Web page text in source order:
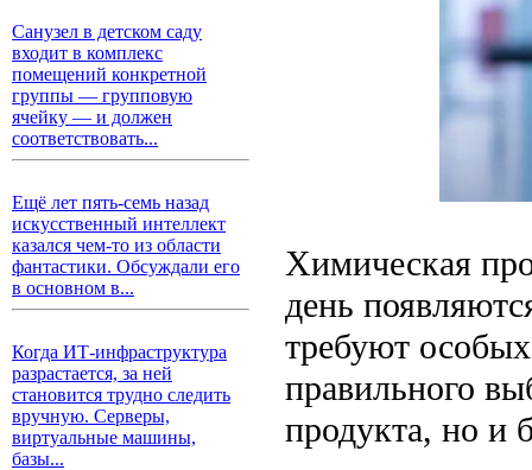
Санузел в детском саду
входит в комплекс
помещений конкретной
группы — групповую
ячейку — и должен
соответствовать...
Ещё лет пять-семь назад
искусственный интеллект
казался чем-то из области
фантастики. Обсуждали его
в основном в...
Когда ИТ-инфраструктура
разрастается, за ней
становится трудно следить
вручную. Серверы,
виртуальные машины,
базы...
Химическая
день
требуют
правильного
продукта, но и